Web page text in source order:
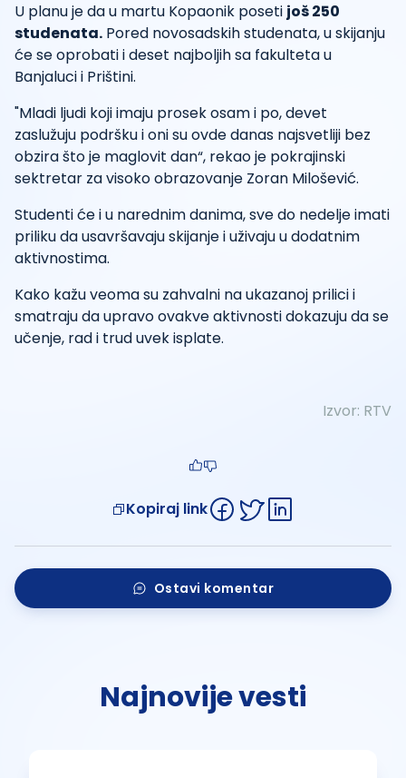
U planu je da u martu Kopaonik poseti još 250
studenata. Pored novosadskih studenata, u skijanju
će se oprobati i deset najboljih sa fakulteta u
Banjaluci i Prištini.
"Mladi ljudi koji imaju prosek osam i po, devet
zaslužuju podršku i oni su ovde danas najsvetliji bez
obzira što je maglovit dan“, rekao je pokrajinski
sektretar za visoko obrazovanje Zoran Milošević.
Studenti će i u narednim danima, sve do nedelje imati
priliku da usavršavaju skijanje i uživaju u dodatnim
aktivnostima.
Kako kažu veoma su zahvalni na ukazanoj prilici i
smatraju da upravo ovakve aktivnosti dokazuju da se
učenje, rad i trud uvek isplate.
Izvor: RTV
Kopiraj link
Ostavi komentar
Najnovije vesti